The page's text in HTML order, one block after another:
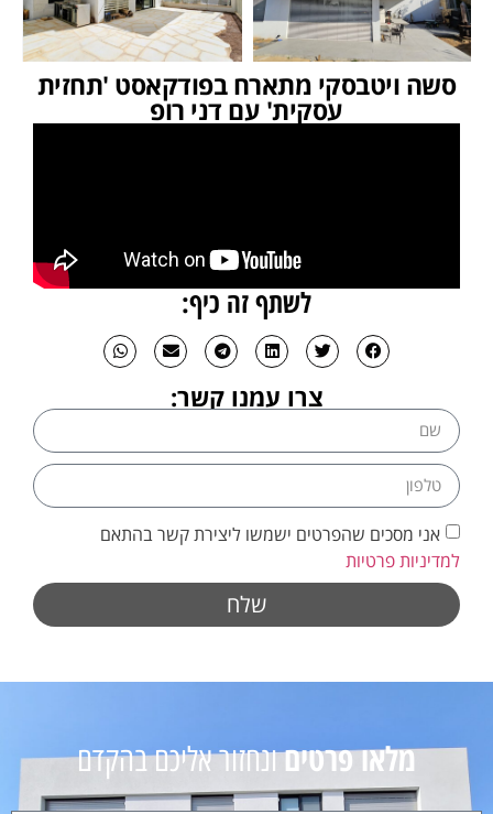
סשה ויטבסקי מתארח בפודקאסט 'תחזית
עסקית' עם דני רופ
לשתף זה כיף:
צרו עמנו קשר:
אני מסכים שהפרטים ישמשו ליצירת קשר בהתאם
למדיניות פרטיות
שלח
מלאו פרטיםונחזור אליכם בהקדם